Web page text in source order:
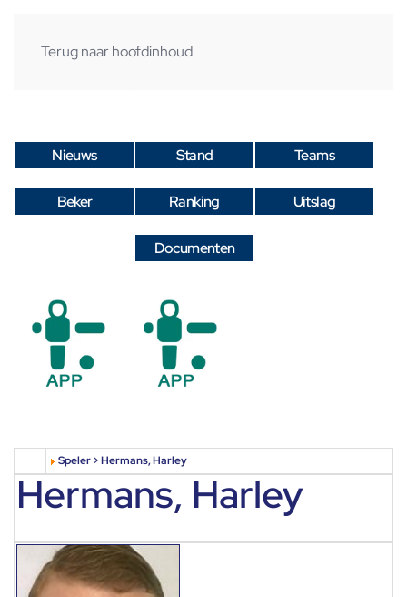
Terug naar hoofdinhoud
Nieuws Stand Teams
Beker Ranking Uitslag
Documenten
Speler > Hermans, Harley
Hermans, Harley